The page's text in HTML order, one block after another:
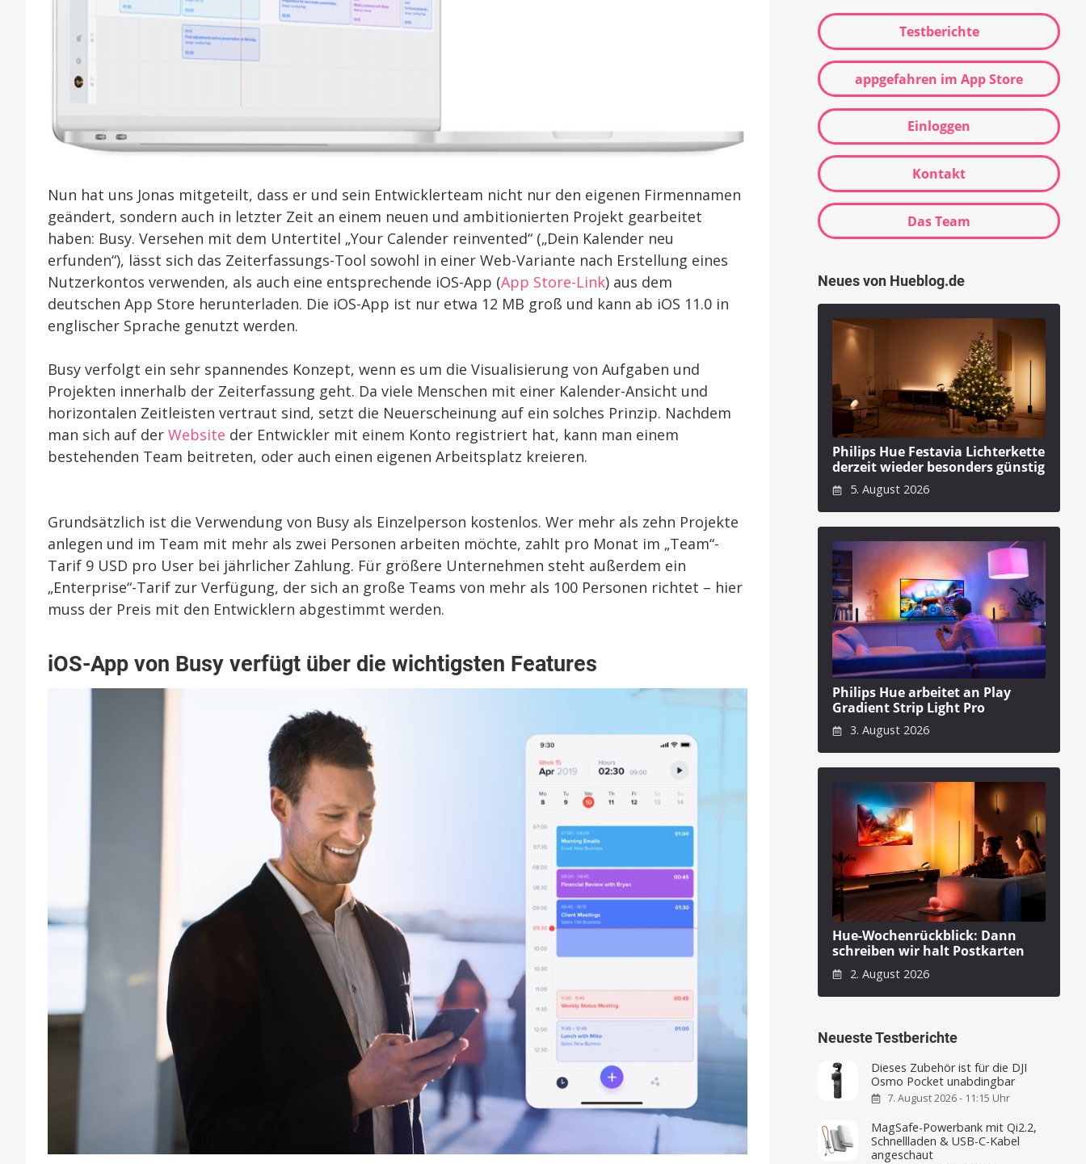
Nun hat uns Jonas mitgeteilt, dass er und sein Entwicklerteam nicht nur den eigenen Firmennamen
geändert, sondern auch in letzter Zeit an einem neuen und ambitionierten Projekt gearbeitet
haben: Busy. Versehen mit dem Untertitel „Your Calender reinvented“ („Dein Kalender neu
erfunden“), lässt sich das Zeiterfassungs-Tool sowohl in einer Web-Variante nach Erstellung eines
Nutzerkontos verwenden, als auch eine entsprechende iOS-App (App Store-Link) aus dem
deutschen App Store herunterladen. Die iOS-App ist nur etwa 12 MB groß und kann ab iOS 11.0 in
englischer Sprache genutzt werden.
Busy verfolgt ein sehr spannendes Konzept, wenn es um die Visualisierung von Aufgaben und
Projekten innerhalb der Zeiterfassung geht. Da viele Menschen mit einer Kalender-Ansicht und
horizontalen Zeitleisten vertraut sind, setzt die Neuerscheinung auf ein solches Prinzip. Nachdem
man sich auf der Website der Entwickler mit einem Konto registriert hat, kann man einem
bestehenden Team beitreten, oder auch einen eigenen Arbeitsplatz kreieren.
Grundsätzlich ist die Verwendung von Busy als Einzelperson kostenlos. Wer mehr als zehn Projekte
anlegen und im Team mit mehr als zwei Personen arbeiten möchte, zahlt pro Monat im „Team“-
Tarif 9 USD pro User bei jährlicher Zahlung. Für größere Unternehmen steht außerdem ein
„Enterprise“-Tarif zur Verfügung, der sich an große Teams von mehr als 100 Personen richtet – hier
muss der Preis mit den Entwicklern abgestimmt werden.
iOS-App von Busy verfügt über die wichtigsten Features
Testberichte
appgefahren im App Store
Einloggen
Kontakt
Das Team
Neues von Hueblog.de
Philips Hue Festavia Lichterkette
derzeit wieder besonders günstig
5. August 2026
Philips Hue arbeitet an Play
Gradient Strip Light Pro
3. August 2026
Hue-Wochenrückblick: Dann
schreiben wir halt Postkarten
2. August 2026
Neueste Testberichte
Dieses Zubehör ist für die DJI
Osmo Pocket unabdingbar
7. August 2026 - 11:15 Uhr
MagSafe-Powerbank mit Qi2.2,
Schnellladen & USB-C-Kabel
angeschaut